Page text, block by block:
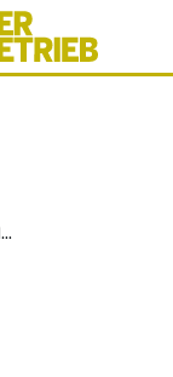
Anstieg der Subventionen und Steuervergünstigungen